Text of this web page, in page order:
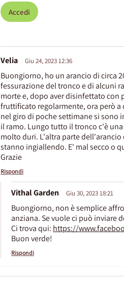
Accedi
Velia Giu 24, 2023 12:36
Buongiorno, ho un arancio di circa
fessurazione del tronco e di alcuni
morte e, dopo aver disinfettato con
fruttificato regolarmente, ora però a
nel giro di poche settimane si sono
il ramo. Lungo tutto il tronco c'è
molto duri. L'altra parte dell'arancio
stanno ingiallendo. E' mal secco o
Grazie
Rispondi
Vithal Garden Giu 30, 2023 18:21
Buongiorno, non è semplice
anziana. Se vuole ci può inviare
Ci trova qui: https://
Buon verde!
Rispondi